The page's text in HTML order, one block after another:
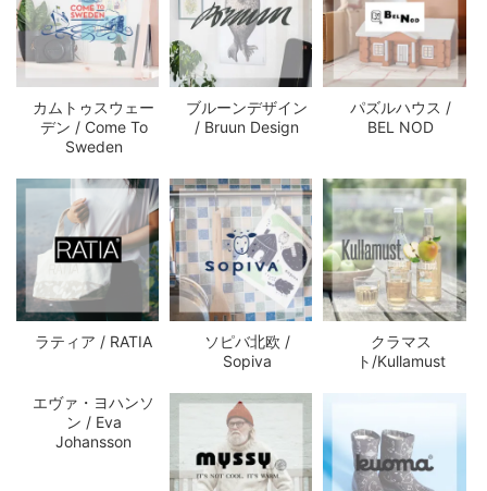
カムトゥスウェー
デン / Come To
Sweden
ブルーンデザイン
/ Bruun Design
パズルハウス /
BEL NOD
ラティア / RATIA
ソピバ北欧 /
Sopiva
クラマス
ト/Kullamust
エヴァ・ヨハンソ
ン / Eva
Johansson